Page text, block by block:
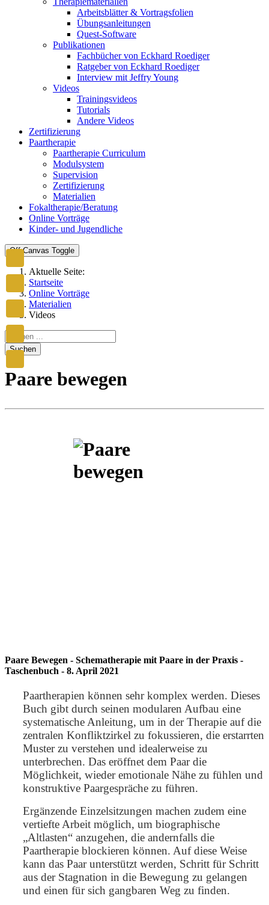
Arbeitsblätter & Vortragsfolien
Übungsanleitungen
Quest-Software
Publikationen
Fachbücher von Eckhard Roediger
Ratgeber von Eckhard Roediger
Interview mit Jeffry Young
Videos
Trainingsvideos
Tutorials
Andere Videos
Zertifizierung
Paartherapie
Paartherapie Curriculum
Modulsystem
Supervision
Zertifizierung
Materialien
Fokaltherapie/Beratung
Online Vorträge
Kinder- und Jugendliche
Off-Canvas Toggle
Aktuelle Seite:
Startseite
Online Vorträge
Materialien
Videos
Suchen
Paare bewegen
Paare Bewegen - Schematherapie mit Paare in der Praxis -
Taschenbuch - 8. April 2021
Paartherapien können sehr komplex werden. Dieses
Buch gibt durch seinen modularen Aufbau eine
systematische Anleitung, um in der Therapie auf die
zentralen Konfliktzirkel zu fokussieren, die erstarrten
Muster zu verstehen und idealerweise zu
unterbrechen. Das eröffnet dem Paar die
Möglichkeit, wieder emotionale Nähe zu fühlen und
konstruktive Paargespräche zu führen.
Ergänzende Einzelsitzungen machen zudem eine
vertiefte Arbeit möglich, um biographische
„Altlasten“ anzugehen, die andernfalls die
Paartherapie blockieren können. Auf diese Weise
kann das Paar unterstützt werden, Schritt für Schritt
aus der Stagnation in die Bewegung zu gelangen
und einen für sich gangbaren Weg zu finden.